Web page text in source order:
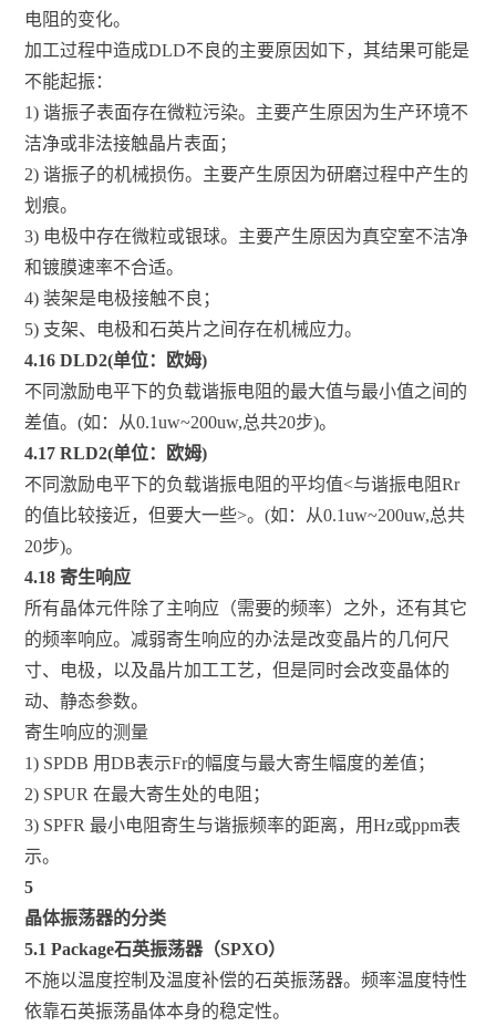
电阻的变化。
加工过程中造成DLD不良的主要原因如下，其结果可能是
不能起振：
1) 谐振子表面存在微粒污染。主要产生原因为生产环境不
洁净或非法接触晶片表面；
2) 谐振子的机械损伤。主要产生原因为研磨过程中产生的
划痕。
3) 电极中存在微粒或银球。主要产生原因为真空室不洁净
和镀膜速率不合适。
4) 装架是电极接触不良；
5) 支架、电极和石英片之间存在机械应力。
4.16 DLD2(单位：欧姆)
不同激励电平下的负载谐振电阻的最大值与最小值之间的
差值。(如：从0.1uw~200uw,总共20步)。
4.17 RLD2(单位：欧姆)
不同激励电平下的负载谐振电阻的平均值<与谐振电阻Rr
的值比较接近，但要大一些>。(如：从0.1uw~200uw,总共
20步)。
4.18 寄生响应
所有晶体元件除了主响应（需要的频率）之外，还有其它
的频率响应。减弱寄生响应的办法是改变晶片的几何尺
寸、电极，以及晶片加工工艺，但是同时会改变晶体的
动、静态参数。
寄生响应的测量
1) SPDB 用DB表示Fr的幅度与最大寄生幅度的差值；
2) SPUR 在最大寄生处的电阻；
3) SPFR 最小电阻寄生与谐振频率的距离，用Hz或ppm表
示。
5
晶体振荡器的分类
5.1 Package石英振荡器（SPXO）
不施以温度控制及温度补偿的石英振荡器。频率温度特性
依靠石英振荡晶体本身的稳定性。